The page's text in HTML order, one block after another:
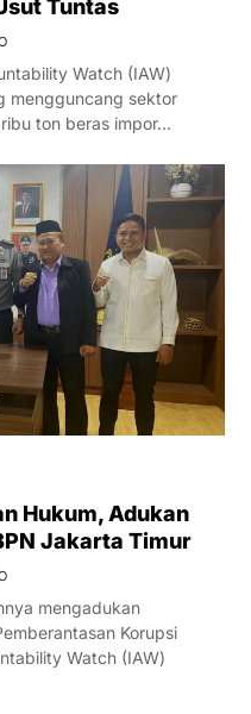
Tuntas
Watch (IAW)
mengguncang sektor
ton beras impor…
Hukum, Adukan
Jakarta Timur
mengadukan
Korupsi
Watch (IAW)